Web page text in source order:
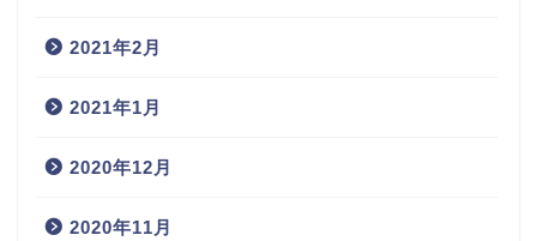
2021年2月
2021年1月
2020年12月
2020年11月